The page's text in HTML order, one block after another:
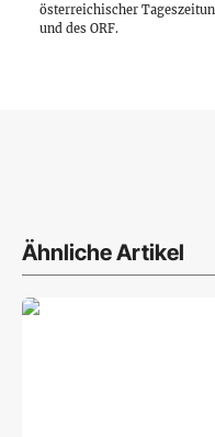
österreichischer
und des ORF.
Ähnliche Artikel